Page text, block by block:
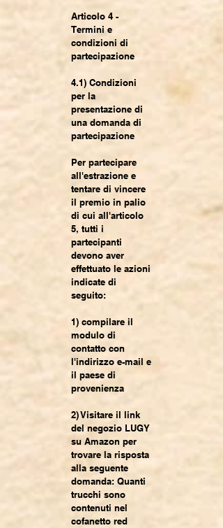
Articolo 4 -
Termini e
condizioni di
partecipazione
4.1) Condizioni
per la
presentazione di
una domanda di
partecipazione
Per partecipare
all'estrazione e
tentare di vincere
il premio in palio
di cui all'articolo
5, tutti i
partecipanti
devono aver
effettuato le azioni
indicate di
seguito:
1) compilare il
modulo di
contatto con
l'indirizzo e-mail e
il paese di
provenienza
2) Visitare il link
del negozio LUGY
su Amazon per
trovare la risposta
alla seguente
domanda: Quanti
trucchi sono
contenuti nel
cofanetto red